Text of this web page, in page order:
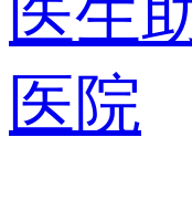
医生
医院